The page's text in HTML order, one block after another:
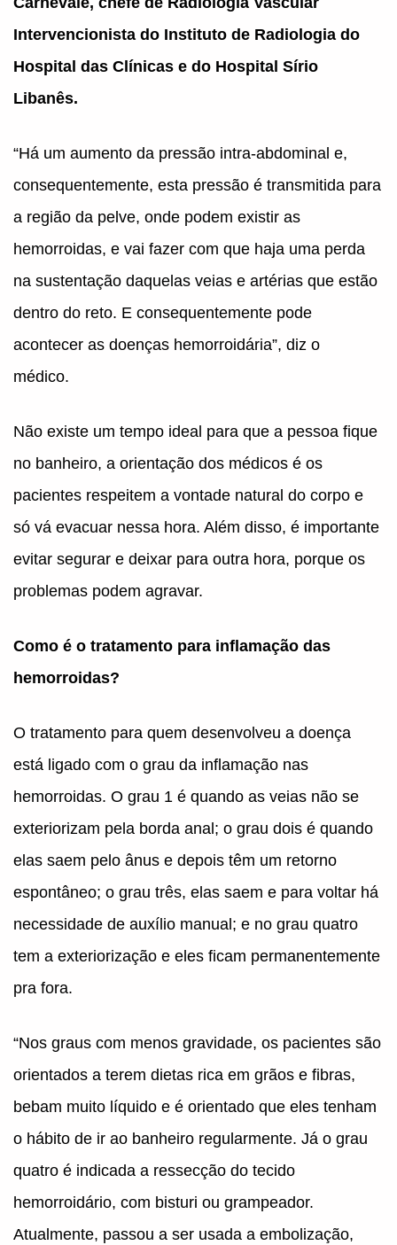
Intervencionista do Instituto de Radiologia do
Hospital das Clínicas e do Hospital Sírio
Libanês.
“Há um aumento da pressão intra-abdominal e,
consequentemente, esta pressão é transmitida para
a região da pelve, onde podem existir as
hemorroidas, e vai fazer com que haja uma perda
na sustentação daquelas veias e artérias que estão
dentro do reto. E consequentemente pode
acontecer as doenças hemorroidária”, diz o
médico.
Não existe um tempo ideal para que a pessoa fique
no banheiro, a orientação dos médicos é os
pacientes respeitem a vontade natural do corpo e
só vá evacuar nessa hora. Além disso, é importante
evitar segurar e deixar para outra hora, porque os
problemas podem agravar.
Como é o tratamento para inflamação das
hemorroidas?
O tratamento para quem desenvolveu a doença
está ligado com o grau da inflamação nas
hemorroidas. O grau 1 é quando as veias não se
exteriorizam pela borda anal; o grau dois é quando
elas saem pelo ânus e depois têm um retorno
espontâneo; o grau três, elas saem e para voltar há
necessidade de auxílio manual; e no grau quatro
tem a exteriorização e eles ficam permanentemente
pra fora.
“Nos graus com menos gravidade, os pacientes são
orientados a terem dietas rica em grãos e fibras,
bebam muito líquido e é orientado que eles tenham
o hábito de ir ao banheiro regularmente. Já o grau
quatro é indicada a ressecção do tecido
hemorroidário, com bisturi ou grampeador.
Atualmente, passou a ser usada a embolização,